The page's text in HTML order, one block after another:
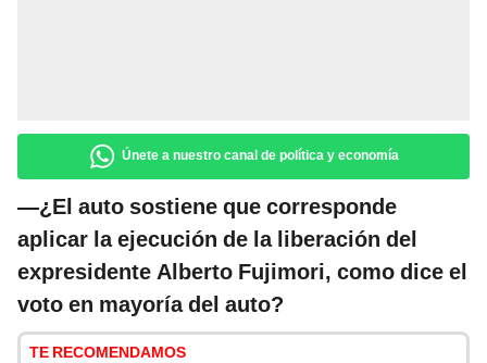
Únete a nuestro canal de política y economía
—¿El auto sostiene que corresponde
aplicar la ejecución de la liberación del
expresidente Alberto Fujimori, como dice el
voto en mayoría del auto?
TE RECOMENDAMOS